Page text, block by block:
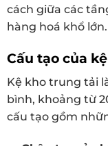
cách giữa các
hàng hoá khổ lớn.
Cấu tạo của
Kệ kho trung tải
bình, khoảng từ
cấu tạo gồm